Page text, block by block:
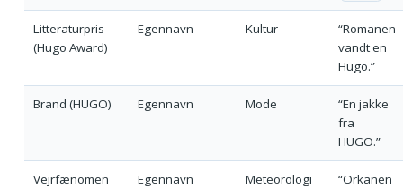
Litteraturpris
(Hugo Award)
Egennavn Kultur
“Romanen
vandt en
Hugo.”
Brand (HUGO) Egennavn Mode
“En jakke
fra
HUGO.”
Vejrfænomen
Egennavn Meteorologi
“Orkanen